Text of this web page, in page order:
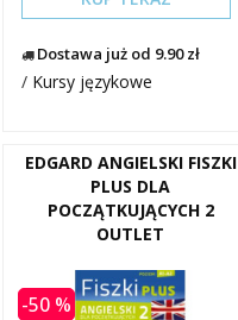
Dostawa już od 9.90 zł
/ Kursy językowe
EDGARD ANGIELSKI FISZKI
PLUS DLA
POCZĄTKUJĄCYCH 2
OUTLET
-50 %